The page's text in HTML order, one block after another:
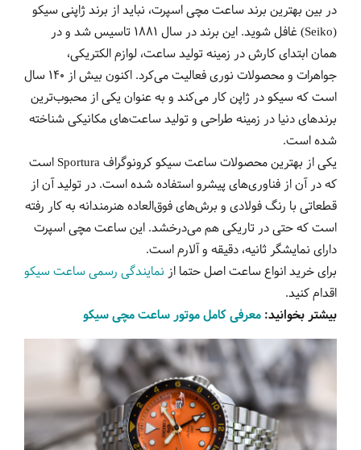
در بین بهترین برند ساعت مچی اسپرت، نباید از برند ژاپنی سیکو
(Seiko) غافل شوید. این برند در سال 1881 تاسیس شد و در
همان ابتدای کارش در زمینه تولید ساعت، لوازم الکتریکی،
جواهرات و محصولات نوری فعالیت می‌کرد. اکنون بیش از 140 سال
است که سیکو در ژاپن کار می‌کند و به عنوان یکی از محبوب‌ترین
برندهای دنیا در زمینه طراحی و تولید ساعت‌های مکانیکی شناخته
شده است.
یکی از بهترین محصولات ساعت سیکو کرونوگراف Sportura است
که در آن از فناوری‌های پیشرو استفاده شده است. در تولید آن از
قطعاتی با رنگ فولادی و برش‌های فوق‌العاده هنرمندانه به کار رفته
است که حتی در تاریکی هم می‌درخشد. این ساعت مچی اسپرت
دارای نمایشگر ثانیه، دقیقه و آلارم است.
برای خرید انواع ساعت اصل حتما از نمایندگی رسمی ساعت سیکو
اقدام کنید.
بیشتر بخوانید: معرفی کامل موتور ساعت مچی سیکو